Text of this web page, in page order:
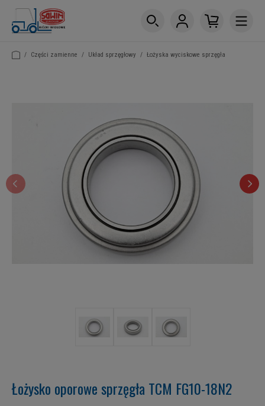
/ Części zamienne / Układ sprzęgłowy / Łożyska wyciskowe sprzęgła
Łożysko oporowe sprzęgła TCM FG10-18N2